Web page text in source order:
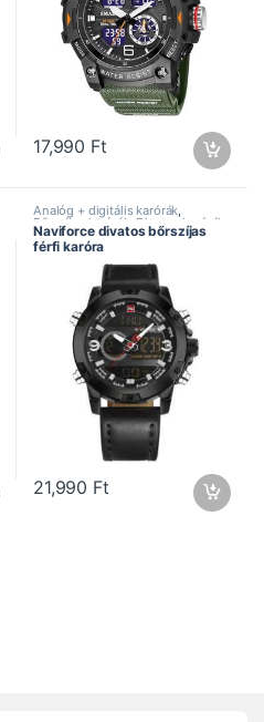
17,990 Ft
Analóg + digitális karórák,
Bőrszíjas karórák Divatos karórák
Dual kijelzős karórák,Férfi
karórák,Naviforce óra
Naviforce divatos bőrszíjas
férfi karóra
21,990 Ft